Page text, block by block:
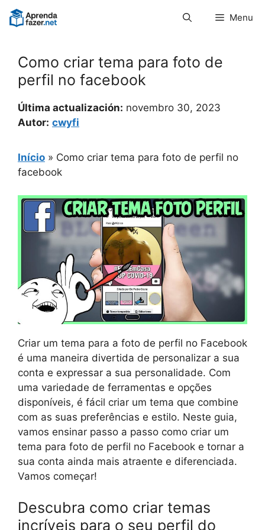
Pular
para
Menu
Como criar tema para foto de
perfil no facebook
Última actualización: novembro 30, 2023
Autor: cwyfi
Início » Como criar tema para foto de perfil no
facebook
Criar um tema para a foto de perfil no Facebook
é uma maneira divertida de personalizar a sua
conta e expressar a sua personalidade. Com
uma variedade de ferramentas e opções
disponíveis, é fácil criar um tema que combine
com as suas preferências e estilo. Neste guia,
vamos ensinar passo a passo como criar um
tema para foto de perfil no Facebook e tornar a
sua conta ainda mais atraente e diferenciada.
Vamos começar!
Descubra como criar temas
incríveis para o seu perfil do